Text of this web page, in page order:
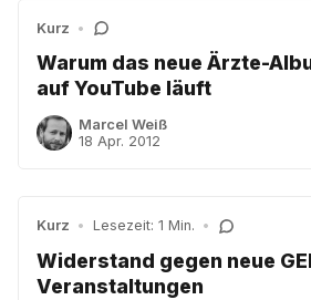
Kurz •
Warum das neue Ärzte-
auf YouTube läuft
Marcel Weiß
18 Apr. 2012
Kurz • Lesezeit: 1 Min. •
Widerstand gegen neue
Veranstaltungen